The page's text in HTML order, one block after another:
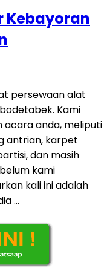
Kebayoran
persewaan alat
Kami
acara anda, meliputi
antrian, karpet
dan masih
kami
kali ini adalah
…